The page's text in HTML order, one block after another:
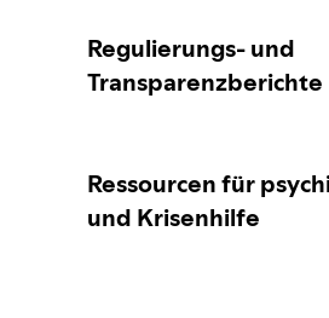
Inhalte melden
Leitfaden für Eltern
Betreuungspersonen
Regulierungs- und
Transparenzberichte
Ressourcen für
und Krisenhilfe